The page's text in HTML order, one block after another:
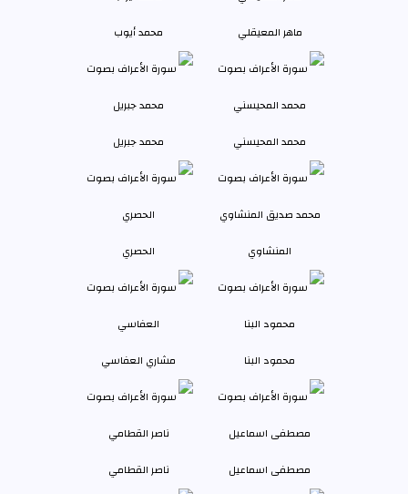
ماهر المعيقلي محمد أيوب
محمد المحيسني محمد جبريل
المنشاوي الحصري
محمود البنا مشاري العفاسي
مصطفى اسماعيل ناصر القطامي